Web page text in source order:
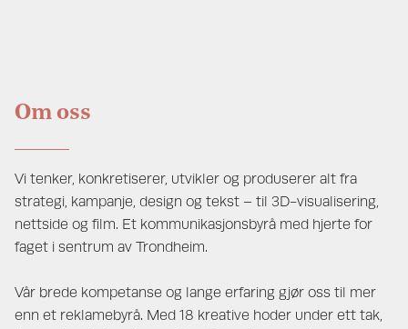
Om oss
Vi tenker, konkretiserer, utvikler og produserer alt fra
strategi, kampanje, design og tekst – til 3D-visualisering,
nettside og film. Et kommunikasjonsbyrå med hjerte for
faget i sentrum av Trondheim.
Vår brede kompetanse og lange erfaring gjør oss til mer
enn et reklamebyrå. Med 18 kreative hoder under ett tak,